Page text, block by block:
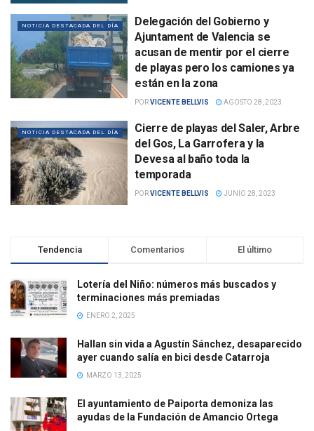
NOTICIA DESTACADA DEL DÍA
Delegación del Gobierno y
Ajuntament de Valencia se
acusan de mentir por el cierre
de playas pero los camiones ya
están en la zona
PORVICENTE BELLVIS AGOSTO 28, 2023
NOTICIA DESTACADA DEL DÍA
Cierre de playas del Saler, Arbre
del Gos, La Garrofera y la
Devesa al baño toda la
temporada
PORVICENTE BELLVIS JUNIO 28, 2023
Tendencia Comentarios El último
Lotería del Niño: números más buscados y
terminaciones más premiadas
ENERO 2, 2025
Hallan sin vida a Agustín Sánchez, desaparecido
ayer cuando salía en bici desde Catarroja
MARZO 13, 2025
El ayuntamiento de Paiporta demoniza las
ayudas de la Fundación de Amancio Ortega